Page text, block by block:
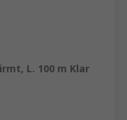
L. 100 m Klar